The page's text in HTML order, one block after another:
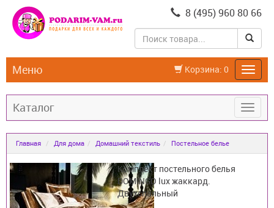
8 (495) 960 80 66
Корзина: 0
Меню
Каталог
Главная Для дома Домашний текстиль Постельное белье
Комплект постельного белья
DOMINGO lux жаккард.
Двухспальный